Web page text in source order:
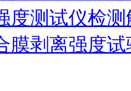
度测试仪检
膜剥离强度